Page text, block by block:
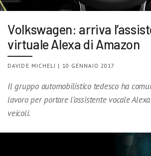
Volkswagen: arriva
virtuale Alexa di Amazon
DAVIDE MICHELI | 10 GENNAIO 2017
Il gruppo automobilistico tedesco ha
lavoro per portare l’assistente vocale
veicoli.